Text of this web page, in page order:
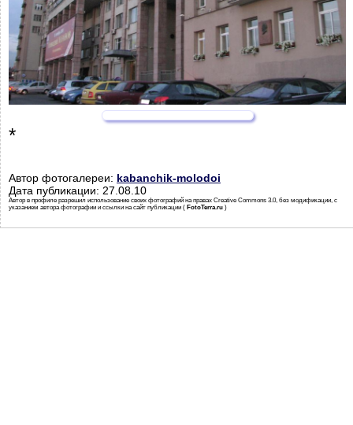
*
Автор фотогалереи: kabanchik-molodoi
Дата публикации: 27.08.10
Автор в профиле разрешил использование своих фотографий на правах Creative Commons 3.0, без модификации, с
указанием автора фотографии и ссылки на сайт публикации ( FotoTerra.ru )